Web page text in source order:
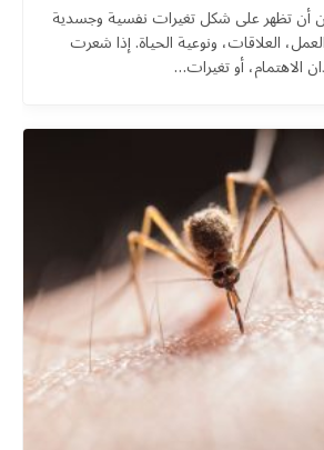
أن تظهر على شكل تغيرات نفسية وجسدية
العلاقات، ونوعية الحياة. إذا شعرت
الاهتمام، أو تغيرات…